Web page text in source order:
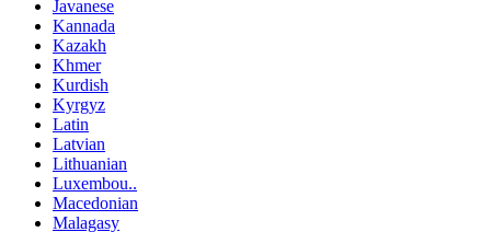
Javanese
Kannada
Kazakh
Khmer
Kurdish
Kyrgyz
Latin
Latvian
Lithuanian
Luxembou..
Macedonian
Malagasy